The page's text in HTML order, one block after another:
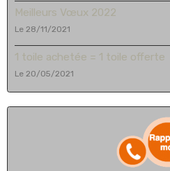
Meilleurs Vœux 2022
Le 28/11/2021
1 toile achetée = 1 toile offerte
Le 20/05/2021